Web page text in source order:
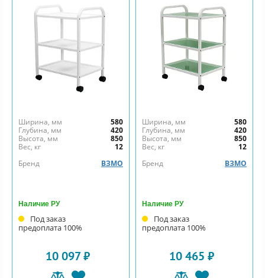
Ширина, мм
580
Глубина, мм
420
Высота, мм
850
Вес, кг
12
Бренд
ВЗМО
Наличие РУ
Под заказ
предоплата 100%
10 097 ₽
Ширина, мм
580
Глубина, мм
420
Высота, мм
850
Вес, кг
12
Бренд
ВЗМО
Наличие РУ
Под заказ
предоплата 100%
10 465 ₽